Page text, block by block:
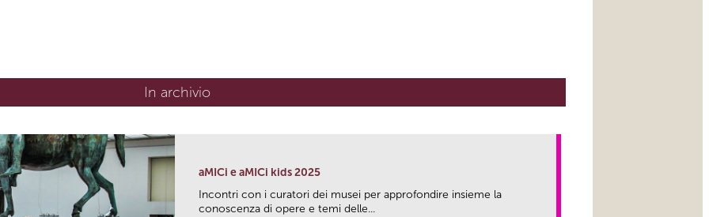
In archivio
aMICi e aMICi kids 2025
Incontri con i curatori dei musei per approfondire insieme la
conoscenza di opere e temi delle...